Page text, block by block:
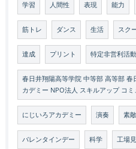
学習 人間性 表現 能力
筋トレ ダンス 生活 スク
達成 プリント 特定非営利活
春日井翔陽高等学院 中等部 高等部
カデミー NPO法人 スキルアップ コ
にじいろアカデミー 演奏 素敵
バレンタインデー 科学 工場